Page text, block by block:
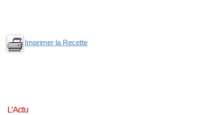
Imprimer la Recette
L’Actu